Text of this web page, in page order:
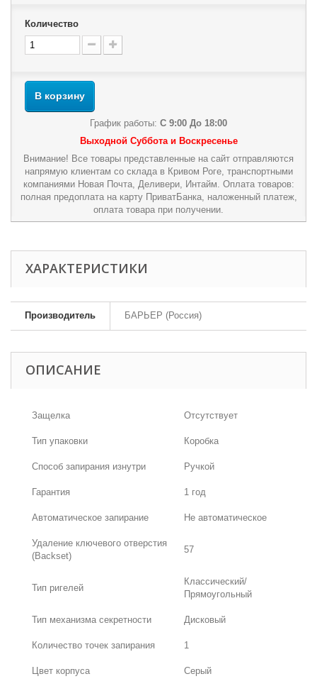
Количество
В корзину
График работы: С 9:00 До 18:00
Выходной Суббота и Воскресенье
Внимание! Все товары представленные на сайт отправляются
напрямую клиентам со склада в Кривом Роге, транспортными
компаниями Новая Почта, Деливери, Интайм. Оплата товаров:
полная предоплата на карту ПриватБанка, наложенный платеж,
оплата товара при получении.
ХАРАКТЕРИСТИКИ
Производитель БАРЬЕР (Россия)
ОПИСАНИЕ
Защелка Отсутствует
Тип упаковки Коробка
Способ запирания изнутри Ручкой
Гарантия 1 год
Автоматическое запирание Не автоматическое
Удаление ключевого отверстия
(Backset)
57
Тип ригелей
Классический/
Прямоугольный
Тип механизма секретности Дисковый
Количество точек запирания 1
Цвет корпуса Серый